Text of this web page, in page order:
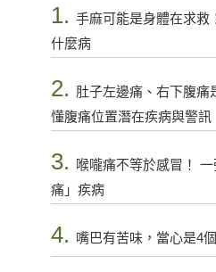
1. 手麻可能是身體在求救
什麼病
2. 肚子左邊痛、右下腹痛
懂腹痛位置潛在疾病與警訊
3.
喉嚨痛不等於感冒！
痛」疾病
4. 嘴巴有苦味，當心是4